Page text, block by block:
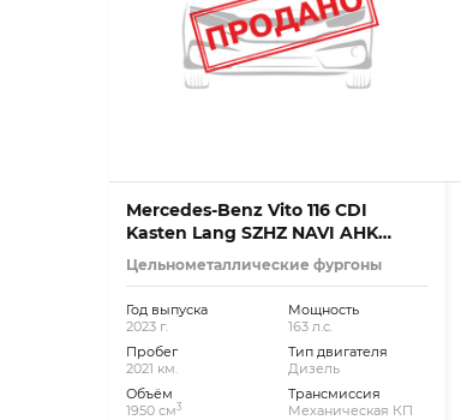
Mercedes-Benz Vito 116 CDI
Kasten Lang SZHZ NAVI AHK
SORTIMO
Цельнометаллические фургоны
Год выпуска
2023 г.
Пробег
2021 км.
Объём
1950 см3
Мощность
163 л.с.
Тип двигателя
Дизель
Трансмиссия
Механическая КП